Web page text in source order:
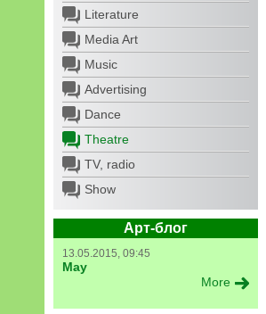
Literature
Media Art
Music
Advertising
Dance
Theatre
TV, radio
Show
Арт-блог
13.05.2015, 09:45
May
More